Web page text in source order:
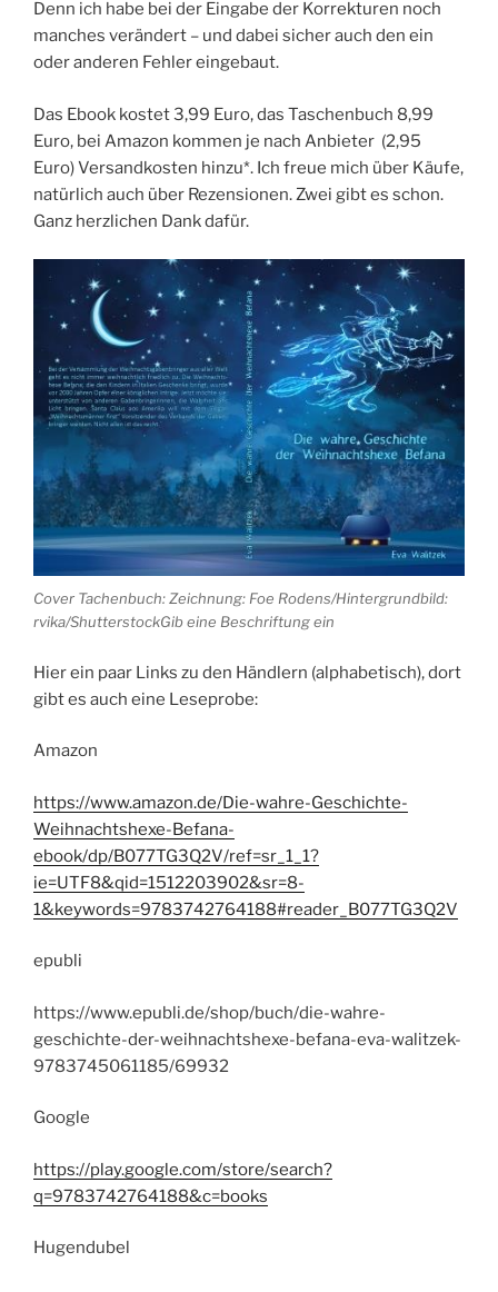
Denn ich habe bei der Eingabe der Korrekturen noch
manches verändert – und dabei sicher auch den ein
oder anderen Fehler eingebaut.
Das Ebook kostet 3,99 Euro, das Taschenbuch 8,99
Euro, bei Amazon kommen je nach Anbieter (2,95
Euro) Versandkosten hinzu*. Ich freue mich über Käufe,
natürlich auch über Rezensionen. Zwei gibt es schon.
Ganz herzlichen Dank dafür.
Cover Tachenbuch: Zeichnung: Foe Rodens/Hintergrundbild:
rvika/ShutterstockGib eine Beschriftung ein
Hier ein paar Links zu den Händlern (alphabetisch), dort
gibt es auch eine Leseprobe:
Amazon
https://www.amazon.de/Die-wahre-Geschichte-
Weihnachtshexe-Befana-
ebook/dp/B077TG3Q2V/ref=sr_1_1?
ie=UTF8&qid=1512203902&sr=8-
1&keywords=9783742764188#reader_B077TG3Q2V
epubli
https://www.epubli.de/shop/buch/die-wahre-
geschichte-der-weihnachtshexe-befana-eva-walitzek-
9783745061185/69932
Google
https://play.google.com/store/search?
q=9783742764188&c=books
Hugendubel